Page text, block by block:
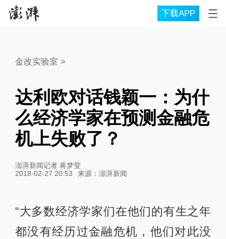
下载APP
金改实验室 >
达利欧对话钱颖一：为什
么经济学家在预测金融危
机上失败了？
澎湃新闻记者 蒋梦莹
2018-02-27 20:53
来源： 澎湃新闻
“大多数经济学家们在他们的有生之年
都没有经历过金融危机，他们对此没